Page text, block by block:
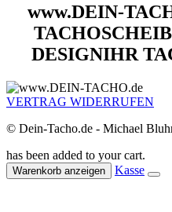
www.DEIN-
DESIGNIHR
VERTRAG WIDERRUFEN
© Dein-Tacho.de - Michael
has been added to your cart.
Warenkorb anzeigen Kasse